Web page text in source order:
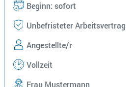
Beginn: sofort
Unbefristeter Arbeitsvertrag
Angestellte/r
Vollzeit
Frau Mustermann